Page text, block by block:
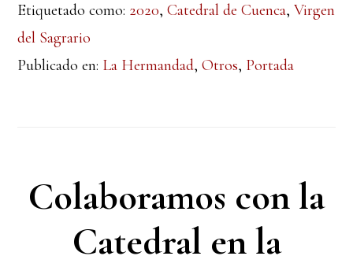
Etiquetado como: 2020,Catedral de Cuenca,Virgen
del Sagrario
Publicado en: La Hermandad,Otros, Portada
Colaboramos con la
Catedral en la